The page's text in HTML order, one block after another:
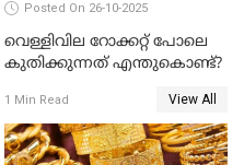
Posted On 26-10-2025
വെള്ളിവില റോക്കറ്റ് പോലെ
കുതിക്കുന്നത് എന്തുകൊണ്ട്?
1 Min Read View All